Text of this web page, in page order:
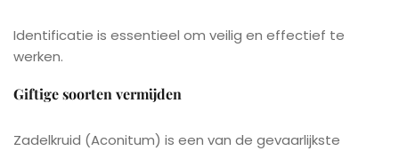
Identificatie is essentieel om veilig en effectief te
werken.
Giftige soorten vermijden
Zadelkruid (Aconitum) is een van de gevaarlijkste